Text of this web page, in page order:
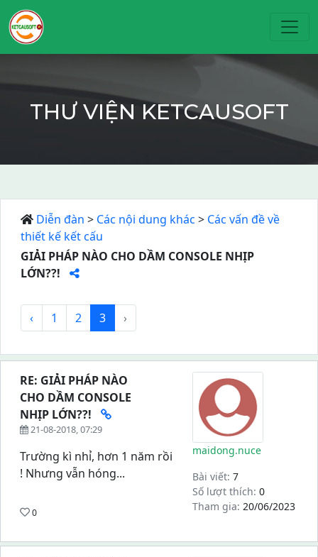
THƯ VIỆN KETCAUSOFT
Diễn đàn > Các nội dung khác > Các vấn đề về
thiết kế kết cấu
GIẢI PHÁP NÀO CHO DẦM CONSOLE NHỊP
LỚN??!
‹ 1 2 3 ›
RE: GIẢI PHÁP NÀO
CHO DẦM CONSOLE
NHỊP LỚN??!
21-08-2018, 07:29
Trường kì nhỉ, hơn 1 năm rồi
! Nhưng vẫn hóng...
0
maidong.nuce
Bài viết: 7
Số lượt thích: 0
Tham gia: 20/06/2023